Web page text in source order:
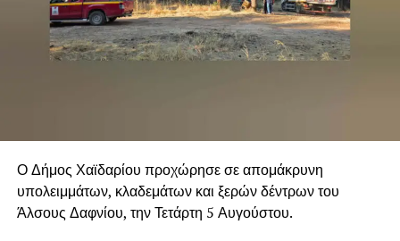
Ο Δήμος Χαϊδαρίου προχώρησε σε απομάκρυνη
υπολειμμάτων, κλαδεμάτων και ξερών δέντρων του
Άλσους Δαφνίου, την Τετάρτη 5 Αυγούστου.